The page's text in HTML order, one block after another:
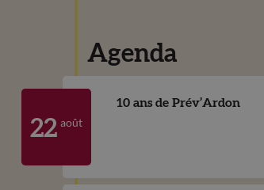
Agenda
22 août
10 ans de Prév’Ardon